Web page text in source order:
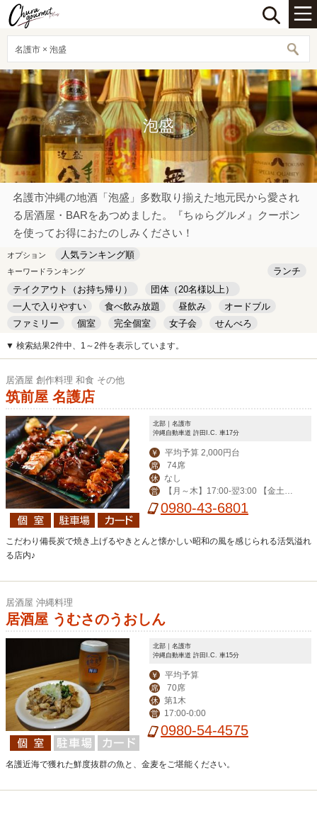
名護市 × 泡盛
泡盛
名護市沖縄の地酒「泡盛」多数取り揃えた地元民から愛され
る居酒屋・BARをあつめました。『ちゅらグルメ』クーポン
を使ってお得におたのしみください！
オプション 人気ランキング順
キーワードランキング
ランチ
テイクアウト（お持ち帰り）
団体（20名様以上）
一人で入りやすい
食べ飲み放題 昼飲み
オードブル
ファミリー
個室 完全個室 女子会
せんべろ
キッズルーム
安い デート
▼ 検索結果2件中、1～2件を表示しています。
居酒屋 創作料理 和食 その他
筑前屋 名護店
北部｜名護市
沖縄自動車道 許田I.C. 車17分
￥ 平均予算 2,000円台
席 74席
休 なし
営
【月～木】17:00-翌3:00 【金土日
祝前】 17:00-翌5:00
0980-43-6801
こだわり備長炭で焼き上げるやきとんと懐かしい昭和の風を感じられる活気溢れ
る店内♪
居酒屋 沖縄料理
居酒屋 うむさのうおしん
北部｜名護市
沖縄自動車道 許田I.C. 車15分
￥ 平均予算
席 70席
休 第1木
営 17:00-0:00
0980-54-4575
名護近海で獲れた鮮度抜群の魚と、金麦をご堪能ください。